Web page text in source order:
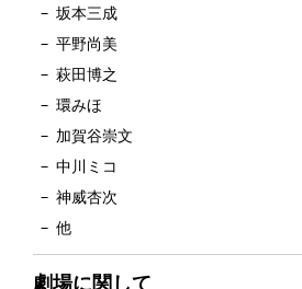
坂本三成
平野尚美
萩田博之
環みほ
加賀谷崇文
中川ミコ
神威杏次
他
劇場に関して